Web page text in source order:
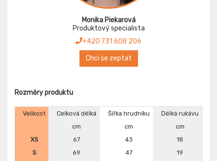
Monika Piekarová
Produktový specialista
+420 731 608 206
Chci se zeptat
Rozměry produktu
Velikost Celková délká Šířka hrudníku
Délká rukávu
cm
cm
cm
XS
67 43
18
S
69 47
19